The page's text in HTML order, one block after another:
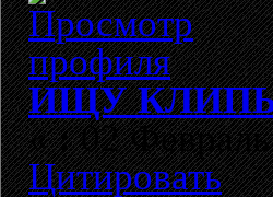
ИЩУ КЛИПЫ
«:02
Цитировать